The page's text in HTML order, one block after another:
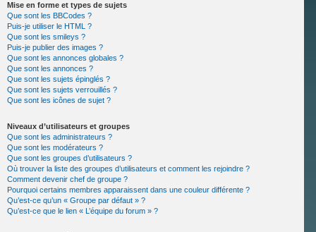
Mise en forme et types de sujets
Que sont les BBCodes ?
Puis-je utiliser le HTML ?
Que sont les smileys ?
Puis-je publier des images ?
Que sont les annonces globales ?
Que sont les annonces ?
Que sont les sujets épinglés ?
Que sont les sujets verrouillés ?
Que sont les icônes de sujet ?
Niveaux d’utilisateurs et groupes
Que sont les administrateurs ?
Que sont les modérateurs ?
Que sont les groupes d’utilisateurs ?
Où trouver la liste des groupes d’utilisateurs et comment les rejoindre ?
Comment devenir chef de groupe ?
Pourquoi certains membres apparaissent dans une couleur différente ?
Qu’est-ce qu’un « Groupe par défaut » ?
Qu’est-ce que le lien « L’équipe du forum » ?